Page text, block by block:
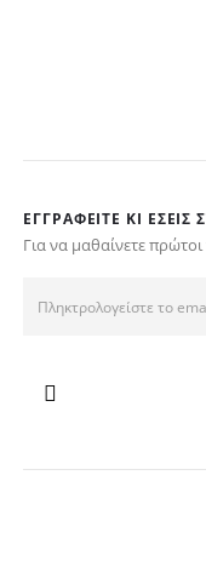
ΕΓΓΡΑΦΕΊΤΕ ΚΙ ΕΣΕΊΣ
Για να μαθαίνετε